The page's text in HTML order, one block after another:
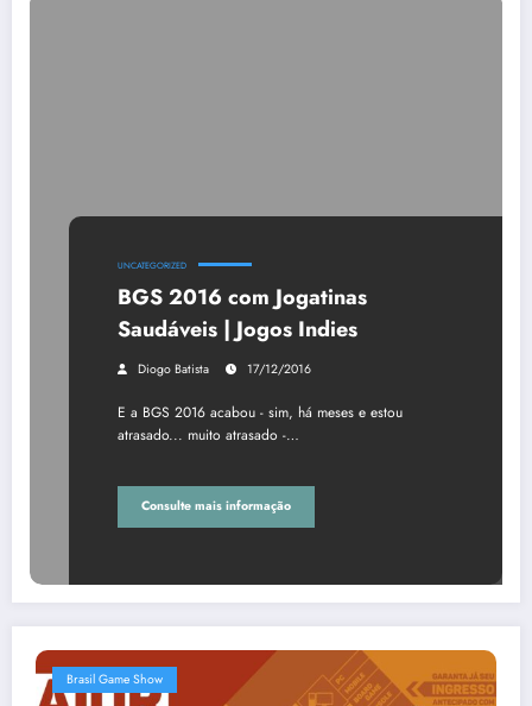
UNCATEGORIZED
BGS 2016 com Jogatinas
Saudáveis | Jogos Indies
Diogo Batista 17/12/2016
E a BGS 2016 acabou - sim, há meses e estou
atrasado... muito atrasado -…
Consulte mais informação
Brasil Game Show